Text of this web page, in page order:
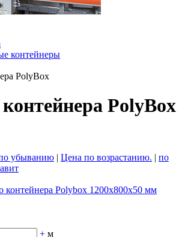
контейнеры
PolyBox
PolyBox
убыванию | Цена по возрастанию. | по
контейнера Polybox 1200х800х50 мм
+ м